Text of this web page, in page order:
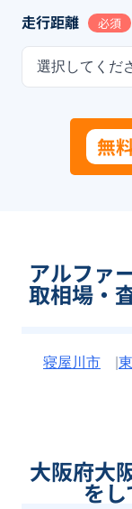
走行距離 必須
選択してくだ
無
アルファ
取相場・
寝屋川市
大阪府大
を